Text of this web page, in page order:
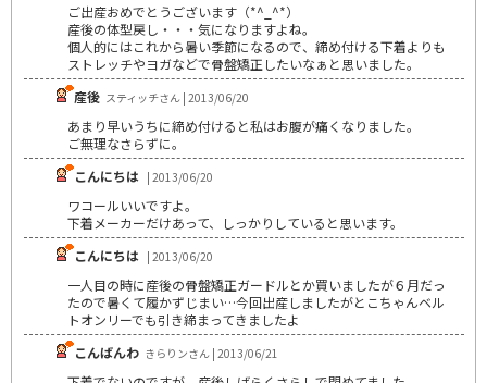
ご出産おめでとうございます（*^_^*）
産後の体型戻し・・・気になりますよね。
個人的にはこれから暑い季節になるので、締め付ける下着よりも
ストレッチやヨガなどで骨盤矯正したいなぁと思いました。
産後 スティッチさん | 2013/06/20
あまり早いうちに締め付けると私はお腹が痛くなりました。
ご無理なさらずに。
こんにちは | 2013/06/20
ワコールいいですよ。
下着メーカーだけあって、しっかりしていると思います。
こんにちは | 2013/06/20
一人目の時に産後の骨盤矯正ガードルとか買いましたが６月だっ
たので暑くて履かずじまい…今回出産しましたがとこちゃんベル
トオンリーでも引き締まってきましたよ
こんばんわ きらりンさん | 2013/06/21